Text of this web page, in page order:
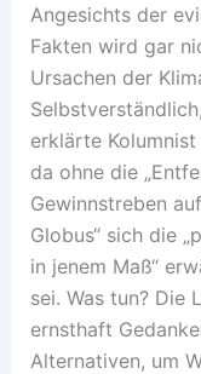
Angesichts der
Fakten wird gar
Ursachen der
erklärte
da ohne die
Gewinnstreben
Globus“ sich die
in jenem Maß“
sei. Was tun? Die
ernsthaft
Alternativen, um